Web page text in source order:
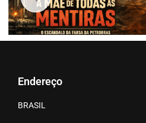
Endereço
BRASIL